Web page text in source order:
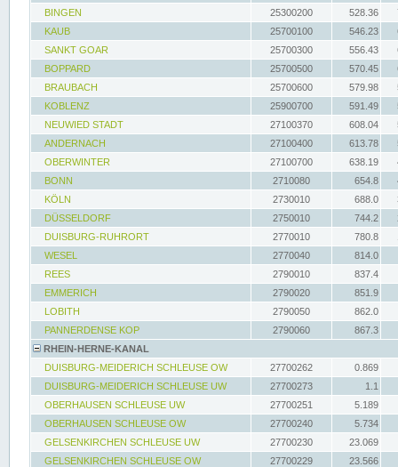
BINGEN
25300200 528.36
KAUB
25700100 546.23
SANKT GOAR
25700300 556.43
BOPPARD
25700500 570.45
BRAUBACH
25700600 579.98
KOBLENZ
25900700 591.49
NEUWIED STADT
27100370 608.04
ANDERNACH
27100400 613.78
OBERWINTER
27100700 638.19
BONN
2710080 654.8
KÖLN
2730010 688.0
DÜSSELDORF
2750010 744.2
DUISBURG-RUHRORT
2770010 780.8
WESEL
2770040
814.0
REES
2790010
837.4
EMMERICH
2790020
851.9
LOBITH
2790050
862.0
PANNERDENSE KOP
2790060
867.3
RHEIN-HERNE-KANAL
DUISBURG-MEIDERICH SCHLEUSE OW
27700262
0.869
DUISBURG-MEIDERICH SCHLEUSE UW
27700273
1.1
OBERHAUSEN SCHLEUSE UW
27700251
5.189
OBERHAUSEN SCHLEUSE OW
27700240
5.734
GELSENKIRCHEN SCHLEUSE UW
27700230
23.069
GELSENKIRCHEN SCHLEUSE OW
27700229
23.566